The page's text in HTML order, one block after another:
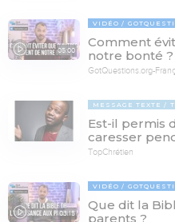
05:00
VIDÉO
Comment
notre bonté ?
GotQuestions.org-
MESSAGE TEXTE
Est-il permis
caresser
TopChrétien
03:15
VIDÉO
Que dit la
parents ?